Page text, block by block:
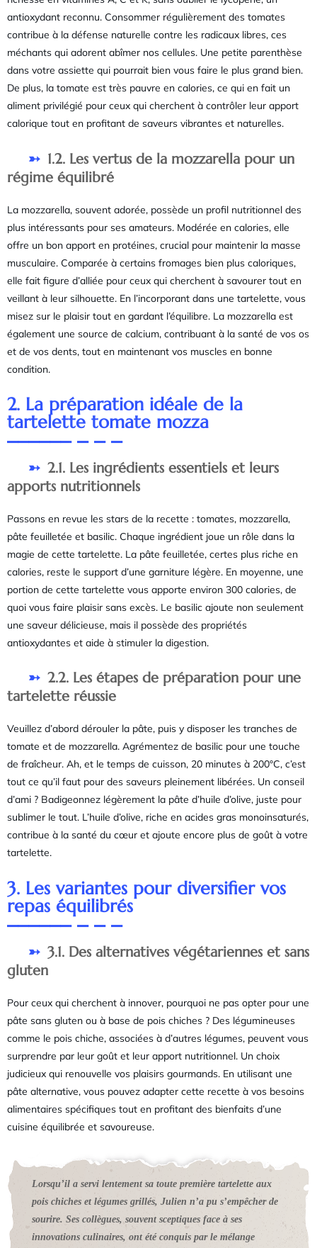
antioxydant reconnu. Consommer régulièrement des tomates
contribue à la défense naturelle contre les radicaux libres, ces
méchants qui adorent abîmer nos cellules. Une petite parenthèse
dans votre assiette qui pourrait bien vous faire le plus grand bien.
De plus, la tomate est très pauvre en calories, ce qui en fait un
aliment privilégié pour ceux qui cherchent à contrôler leur apport
calorique tout en profitant de saveurs vibrantes et naturelles.
1.2. Les vertus de la mozzarella pour un
régime équilibré
La mozzarella, souvent adorée, possède un profil nutritionnel des
plus intéressants pour ses amateurs. Modérée en calories, elle
offre un bon apport en protéines, crucial pour maintenir la masse
musculaire. Comparée à certains fromages bien plus caloriques,
elle fait figure d’alliée pour ceux qui cherchent à savourer tout en
veillant à leur silhouette. En l’incorporant dans une tartelette, vous
misez sur le plaisir tout en gardant l’équilibre. La mozzarella est
également une source de calcium, contribuant à la santé de vos os
et de vos dents, tout en maintenant vos muscles en bonne
condition.
2. La préparation idéale de la
tartelette tomate mozza
2.1. Les ingrédients essentiels et leurs
apports nutritionnels
Passons en revue les stars de la recette : tomates, mozzarella,
pâte feuilletée et basilic. Chaque ingrédient joue un rôle dans la
magie de cette tartelette. La pâte feuilletée, certes plus riche en
calories, reste le support d’une garniture légère. En moyenne, une
portion de cette tartelette vous apporte environ 300 calories, de
quoi vous faire plaisir sans excès. Le basilic ajoute non seulement
une saveur délicieuse, mais il possède des propriétés
antioxydantes et aide à stimuler la digestion.
2.2. Les étapes de préparation pour une
tartelette réussie
Veuillez d’abord dérouler la pâte, puis y disposer les tranches de
tomate et de mozzarella. Agrémentez de basilic pour une touche
de fraîcheur. Ah, et le temps de cuisson, 20 minutes à 200°C, c’est
tout ce qu’il faut pour des saveurs pleinement libérées. Un conseil
d’ami ? Badigeonnez légèrement la pâte d’huile d’olive, juste pour
sublimer le tout. L’huile d’olive, riche en acides gras monoinsaturés,
contribue à la santé du cœur et ajoute encore plus de goût à votre
tartelette.
3. Les variantes pour diversifier vos
repas équilibrés
3.1. Des alternatives végétariennes et sans
gluten
Pour ceux qui cherchent à innover, pourquoi ne pas opter pour une
pâte sans gluten ou à base de pois chiches ? Des légumineuses
comme le pois chiche, associées à d’autres légumes, peuvent vous
surprendre par leur goût et leur apport nutritionnel. Un choix
judicieux qui renouvelle vos plaisirs gourmands. En utilisant une
pâte alternative, vous pouvez adapter cette recette à vos besoins
alimentaires spécifiques tout en profitant des bienfaits d’une
cuisine équilibrée et savoureuse.
Lorsqu’il a servi lentement sa toute première tartelette aux
pois chiches et légumes grillés, Julien n’a pu s’empêcher de
sourire. Ses collègues, souvent sceptiques face à ses
innovations culinaires, ont été conquis par le mélange